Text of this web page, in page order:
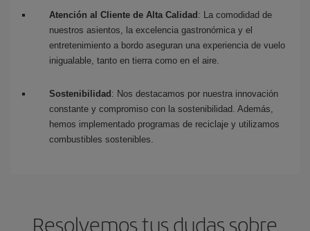
Atención al Cliente de Alta Calidad : La comodidad de
nuestros asientos, la excelencia gastronómica y el
entretenimiento a bordo aseguran una experiencia de vuelo
inigualable, tanto en tierra como en el aire.
Sostenibilidad : Nos destacamos por nuestra innovación
constante y compromiso con la sostenibilidad. Además,
hemos implementado programas de reciclaje y utilizamos
combustibles sostenibles.
Resolvemos tus dudas sobre